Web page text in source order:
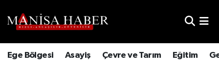
Ege Bölgesi Asayiş Çevre ve Tarım Eğitim
Trafik Durumu